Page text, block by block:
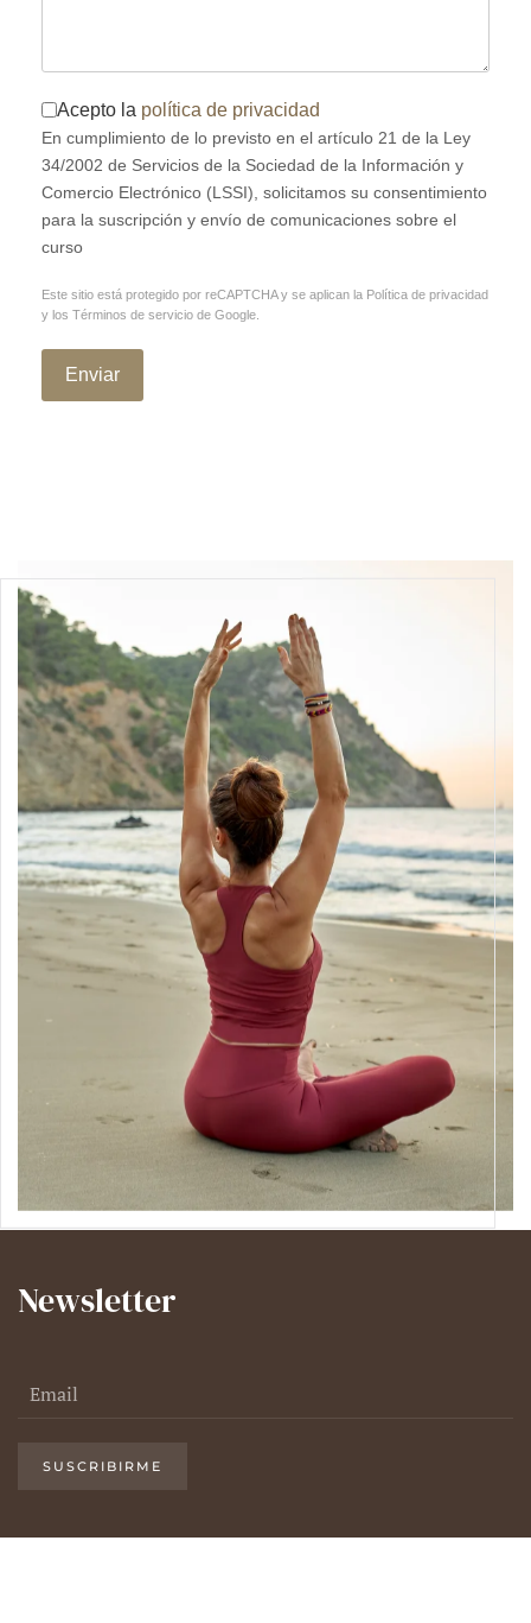
Términos del servicio*
Acepto la política de privacidad
En cumplimiento de lo previsto en el artículo 21 de la Ley
34/2002 de Servicios de la Sociedad de la Información y
Comercio Electrónico (LSSI), solicitamos su consentimiento
para la suscripción y envío de comunicaciones sobre el
curso
Este sitio está protegido por reCAPTCHA y se aplican la Política de privacidad
y los Términos de servicio de Google.
Enviar
Newsletter
SUSCRIBIRME